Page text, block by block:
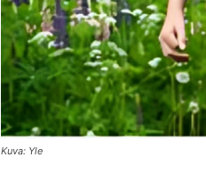
Kuva: Yle